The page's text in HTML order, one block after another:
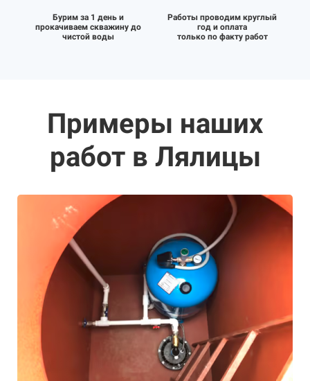
Бурим за 1 день и
прокачиваем скважину до
чистой воды
Работы проводим круглый
год и оплата
только по факту работ
Примеры наших
работ в Лялицы